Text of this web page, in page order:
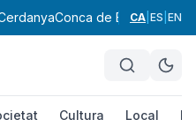
Conca de Barberà
CA ES EN
Cultura Local